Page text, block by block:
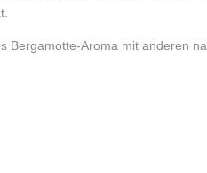
Aroma mit anderen